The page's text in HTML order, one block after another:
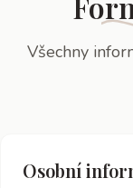
Všechny
Osobní